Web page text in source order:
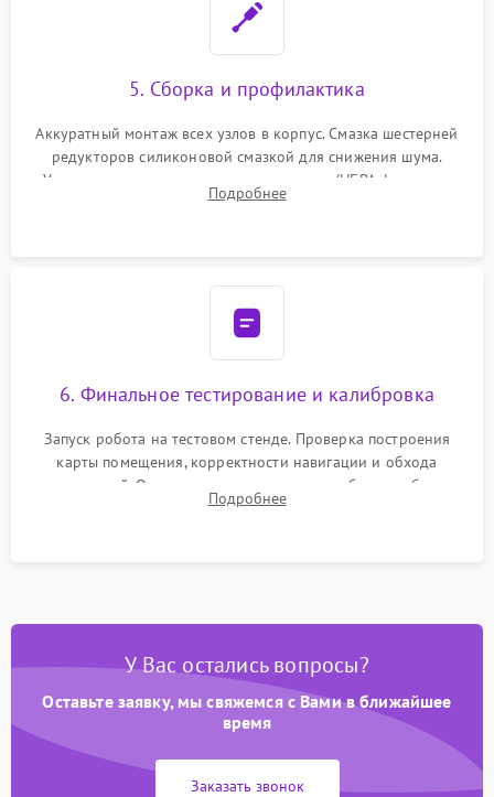
5. Сборка и профилактика
Аккуратный монтаж всех узлов в корпус. Смазка шестерней
редукторов силиконовой смазкой для снижения шума.
Установка новых расходных материалов (HEPA-фильтров,
микрофибры, щеток). Надежная фиксация разъемов и
Подробнее
6. Финальное тестирование и калибровка
Запуск робота на тестовом стенде. Проверка построения
карты помещения, корректности навигации и обхода
препятствий. Оценка силы всасывания и работы турбины.
Тестирование автоматического возврата на док-станцию и
Подробнее
У Вас остались вопросы?
Оставьте заявку, мы свяжемся с Вами в ближайшее
время
Заказать звонок